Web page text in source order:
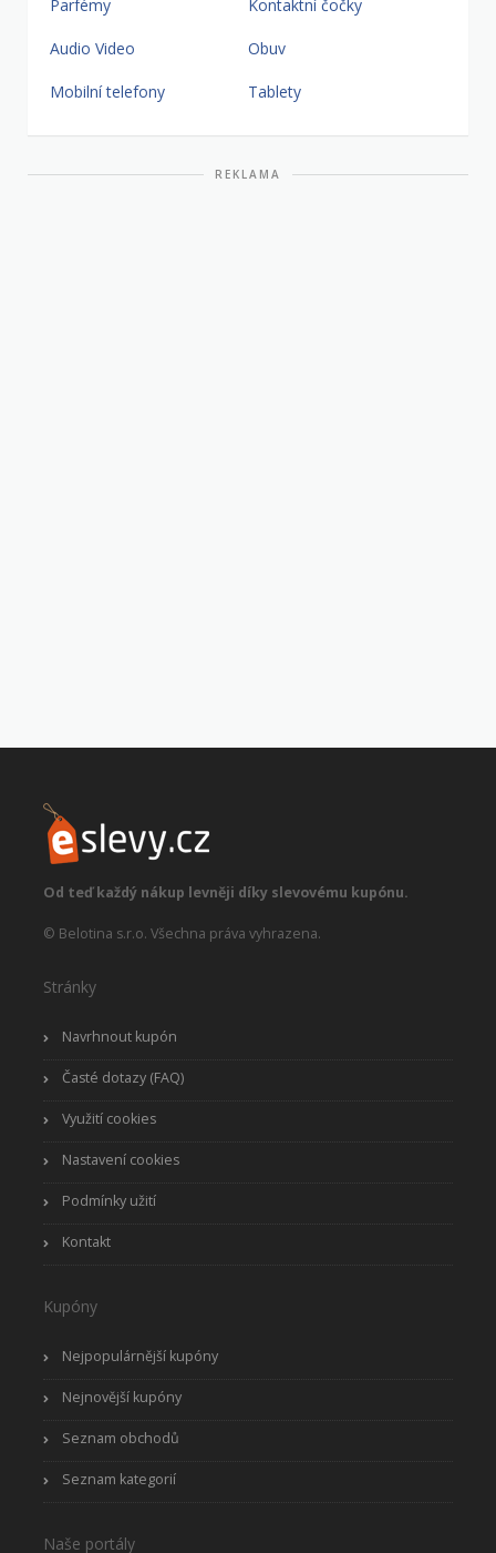
Parfémy Kontaktní čočky
Audio Video Obuv
Mobilní telefony Tablety
REKLAMA
Od teď každý nákup levněji díky slevovému kupónu.
© Belotina s.r.o. Všechna práva vyhrazena.
Stránky
Navrhnout kupón
Časté dotazy (FAQ)
Využití cookies
Nastavení cookies
Podmínky užití
Kontakt
Kupóny
Nejpopulárnější kupóny
Nejnovější kupóny
Seznam obchodů
Seznam kategorií
Naše portály